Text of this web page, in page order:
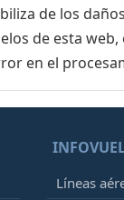
de los
de esta
en el
Líneas